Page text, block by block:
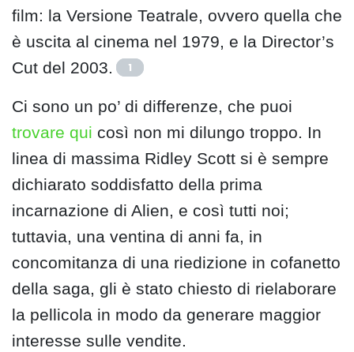
film: la Versione Teatrale, ovvero quella che
è uscita al cinema nel 1979, e la Director’s
Cut del 2003.
1
Ci sono un po’ di differenze, che puoi
trovare qui così non mi dilungo troppo. In
linea di massima Ridley Scott si è sempre
dichiarato soddisfatto della prima
incarnazione di Alien, e così tutti noi;
tuttavia, una ventina di anni fa, in
concomitanza di una riedizione in cofanetto
della saga, gli è stato chiesto di rielaborare
la pellicola in modo da generare maggior
interesse sulle vendite.